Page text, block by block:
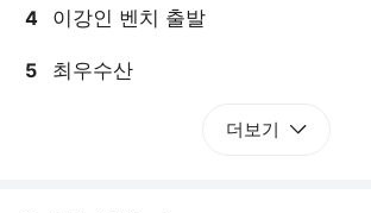
4 이강인 벤치 출발
5 최우수산
더보기